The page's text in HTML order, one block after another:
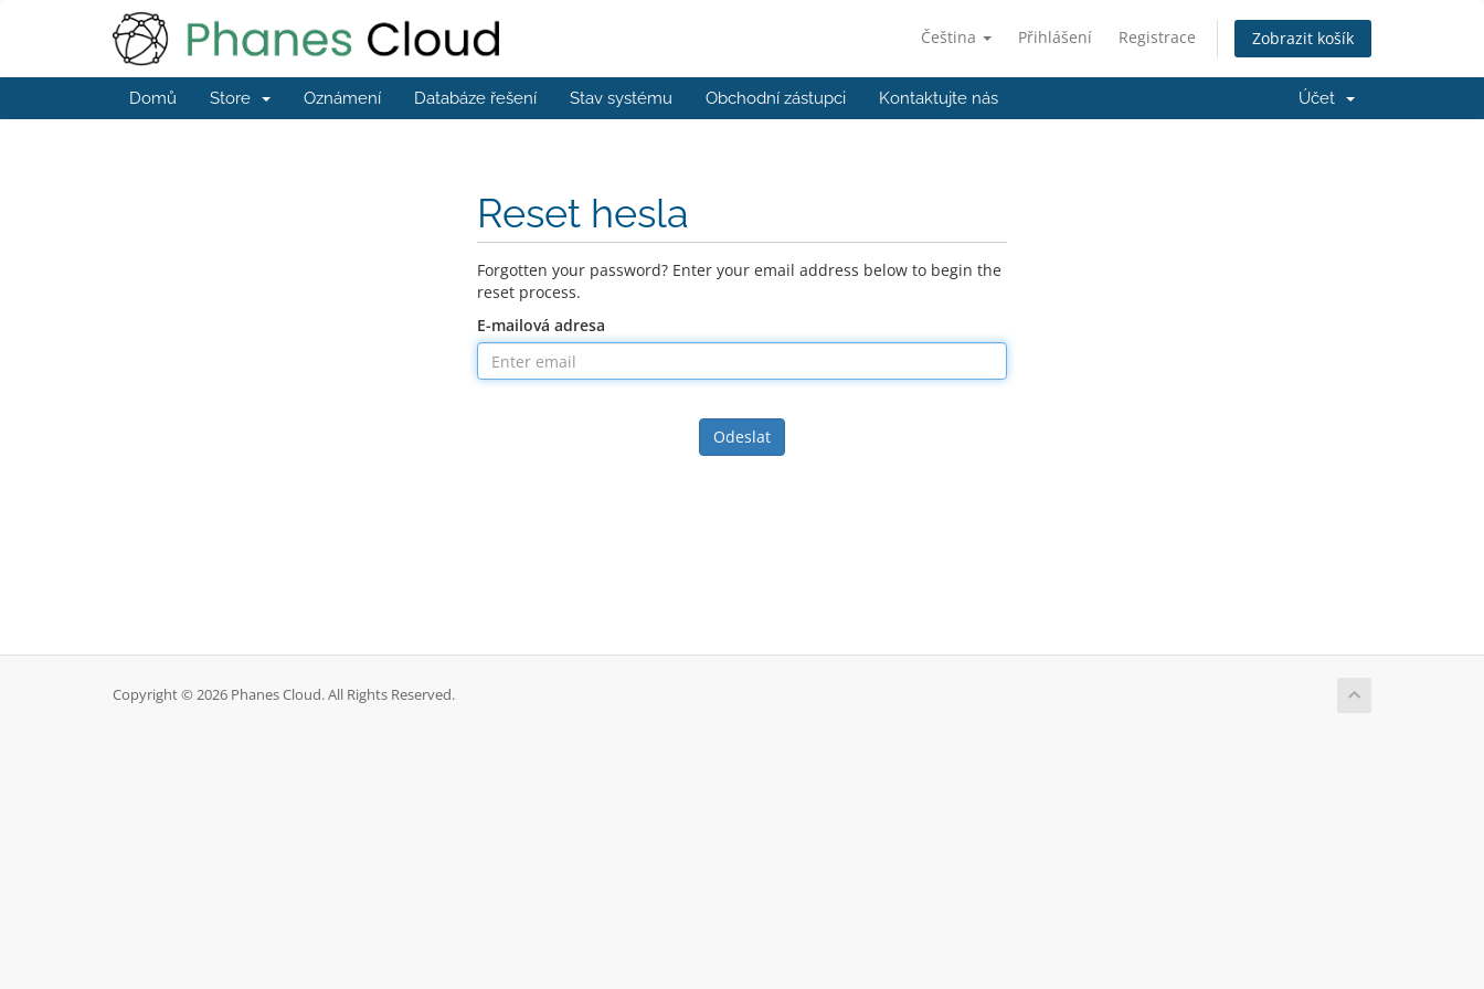
Čeština Přihlášení Registrace Zobrazit košík
Domů Store Oznámení Databáze řešení Stav systému Obchodní zástupci Kontaktujte nás Účet
Reset hesla
Forgotten your password? Enter your email address below to begin the
reset process.
E-mailová adresa
Odeslat
Copyright © 2026 Phanes Cloud. All Rights Reserved.